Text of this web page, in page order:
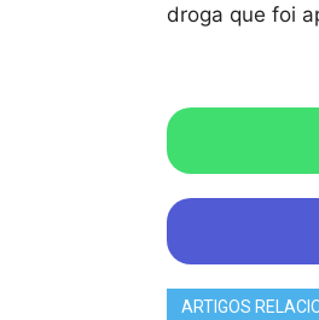
droga que foi
ARTIGOS